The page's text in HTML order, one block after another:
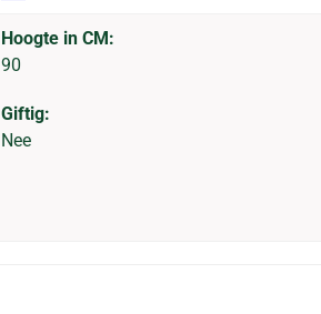
Hoogte in CM:
90
Giftig:
Nee